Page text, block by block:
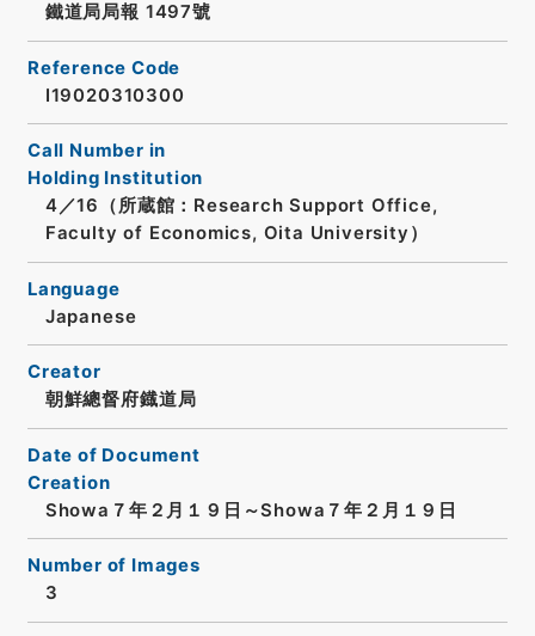
鐵道局局報 1497號
Reference Code
I19020310300
Call Number in
Holding Institution
4／16（所蔵館：Research Support Office,
Faculty of Economics, Oita University）
Language
Japanese
Creator
朝鮮總督府鐡道局
Date of Document
Creation
Showa７年２月１９日～Showa７年２月１９日
Number of Images
3